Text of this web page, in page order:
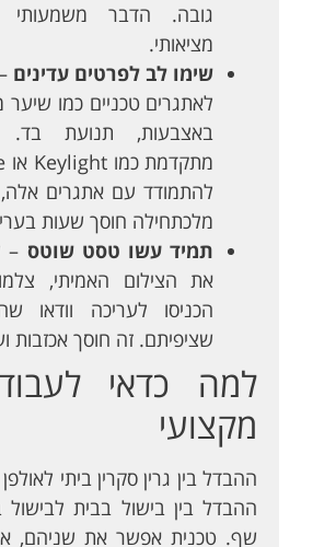
גובה. הדבר משמעותי
מציאותי.
שימו לב לפרטים עדינים
לאתגרים טכניים כמו
באצבעות, תנועת בד.
להתמודד עם אתגרים אלה,
מלכתחילה חוסך שעות
תמיד עשו טסט שוטס –
את הצילום האמיתי,
הכניסו לעריכה וודאו
שציפיתם. זה חוסך אכזבות
למה כדאי
מקצועי
ההבדל בין גרין סקרין ביתי
ההבדל בין בישול בבית
שף. טכנית אפשר את שניהם,